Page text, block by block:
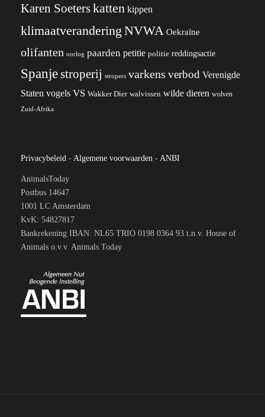
Karen Soeterskatten kippen
klimaatverandering NVWA Oekraïne
olifanten oorlog paarden petitie politie reddingsactie
Spanjestroperij stropers varkens verbod Verenigde
Staten vogels VS Wakker Dier walvissen wilde dieren wolven
Zuid-Afrika
Privacybeleid - Algemene voorwaarden - ANBI
AnimalsToday
Postbus 14647
1001 LC Amsterdam
KvK: 54827817
Bankrekening IBAN: NL65 TRIO 0198 0364 93 t.n.v. House of
Animals o.v.v. Animals Today